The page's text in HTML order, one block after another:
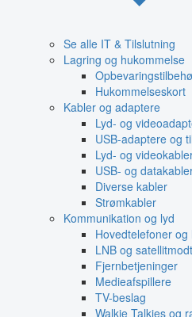
Se alle IT & Tilslutning
Lagring og hukommelse
Hukommelseskort
Kabler og adaptere
Lyd- og
USB-adaptere og
Lyd- og
USB- og
Diverse kabler
Strømkabler
Kommunikation og lyd
Hovedtelefoner og
LNB og
Fjernbetjeninger
Medieafspillere
TV-beslag
Walkie Talkies og